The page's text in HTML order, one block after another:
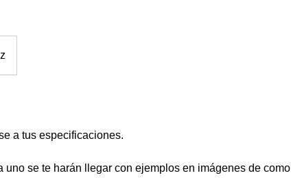
a tus especificaciones.
uno se te harán llegar con ejemplos en imágenes de como